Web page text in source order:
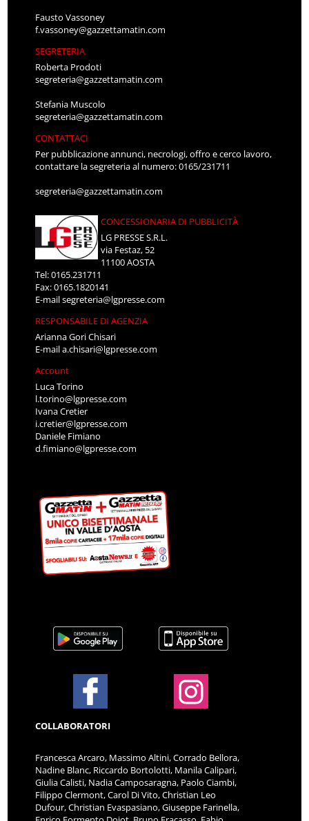
Fausto Vassoney
f.vassoney@gazzettamatin.com
SEGRETERIA
Roberta Prodoti
segreteria@gazzettamatin.com
Stefania Muscolo
segreteria@gazzettamatin.com
CONTATTACI
Per pubblicazione annunci, necrologi, offro e cerco lavoro,
contattare la segreteria al numero: 0165/231711
segreteria@gazzettamatin.com
CONCESSIONARIA DI PUBBLICITÀ
LG PRESSE S.R.L.
via Festaz, 52
11100 AOSTA
Tel: 0165.231711
Fax: 0165.1820141
E-mailsegreteria@lgpresse.com
RESPONSABILE DI AGENZIA
Arianna Gori Chisari
E-maila.chisari@lgpresse.com
Account
Luca Torino
l.torino@lgpresse.com
Ivana Cretier
i.cretier@lgpresse.com
Daniele Fimiano
d.fimiano@lgpresse.com
COLLABORATORI
Francesca Arcaro, Massimo Altini, Corrado Bellora,
Nadine Blanc, Riccardo Bortolotti, Manila Calipari,
Giulia Calisti, Nadia Camposaragna, Paolo Ciambi,
Filippo Clermont, Carol Di Vito, Christian Leo
Dufour, Christian Evaspasiano, Giuseppe Farinella,